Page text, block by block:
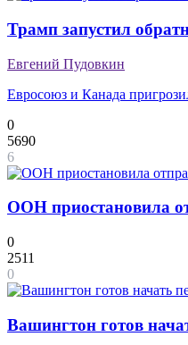
Трамп запустил
Евгений Пудовкин
Евросоюз и Канада
0
5690
6
ООН приостановила
0
2511
0
Вашингтон готов